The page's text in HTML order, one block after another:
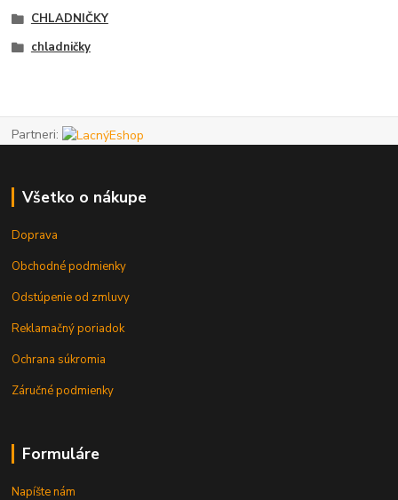
CHLADNIČKY
chladničky
Partneri:
Všetko o nákupe
Doprava
Obchodné podmienky
Odstúpenie od zmluvy
Reklamačný poriadok
Ochrana súkromia
Záručné podmienky
Formuláre
Napíšte nám